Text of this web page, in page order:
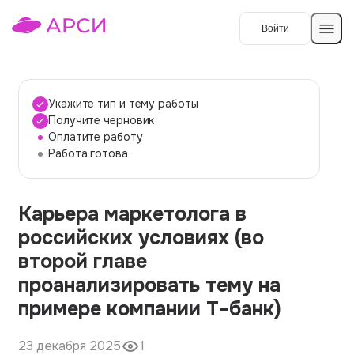
Войти
Темы работ
О сервисе
О компании
Наши гарантии
Порядок оплаты
Вопросы и ответы
Отзывы
Контакты
Укажите тип и тему работы
Получите черновик
Оплатите работу
Работа готова
Карьера маркетолога в
российских условиях (во
второй главе
проанализировать тему на
примере компании Т-банк)
23 декабря 2025 1